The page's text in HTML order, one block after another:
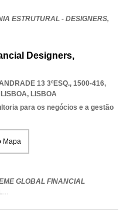
ESTRUTURAL - DESIGNERS,
Designers,
13 3ºESQ., 1500-416,
, LISBOA
para os negócios e a gestão
Mapa
GLOBAL FINANCIAL
...